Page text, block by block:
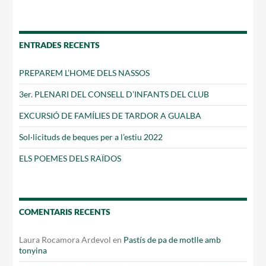
ENTRADES RECENTS
PREPAREM L’HOME DELS NASSOS
3er. PLENARI DEL CONSELL D’INFANTS DEL CLUB
EXCURSIÓ DE FAMÍLIES DE TARDOR A GUALBA
Sol·licituds de beques per a l’estiu 2022
ELS POEMES DELS RAÏDOS
COMENTARIS RECENTS
Laura Rocamora Ardevol en Pastís de pa de motlle amb
tonyina